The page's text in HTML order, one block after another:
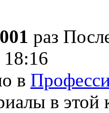
раз
в
в этой